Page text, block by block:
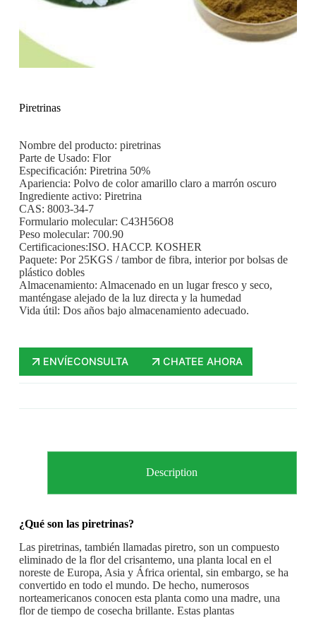
Piretrinas
Nombre del producto: piretrinas
Parte de Usado: Flor
Especificación: Piretrina 50%
Apariencia: Polvo de color amarillo claro a marrón oscuro
Ingrediente activo: Piretrina
CAS: 8003-34-7
Formulario molecular: C43H56O8
Peso molecular: 700.90
Certificaciones:ISO. HACCP. KOSHER
Paquete: Por 25KGS / tambor de fibra, interior por bolsas de
plástico dobles
Almacenamiento: Almacenado en un lugar fresco y seco,
manténgase alejado de la luz directa y la humedad
Vida útil: Dos años bajo almacenamiento adecuado.
ENVÍECONSULTA CHATEE AHORA
Description
¿Qué son las piretrinas?
Las piretrinas, también llamadas piretro, son un compuesto
eliminado de la flor del crisantemo, una planta local en el
noreste de Europa, Asia y África oriental, sin embargo, se ha
convertido en todo el mundo. De hecho, numerosos
norteamericanos conocen esta planta como una madre, una
flor de tiempo de cosecha brillante. Estas plantas